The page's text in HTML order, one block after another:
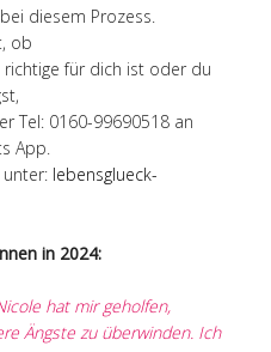
diesem Prozess.
ob
für dich ist oder du
Tel: 0160-99690518 an
App.
lebensglueck-
in 2024:
hat mir geholfen,
Ängste zu überwinden. Ich